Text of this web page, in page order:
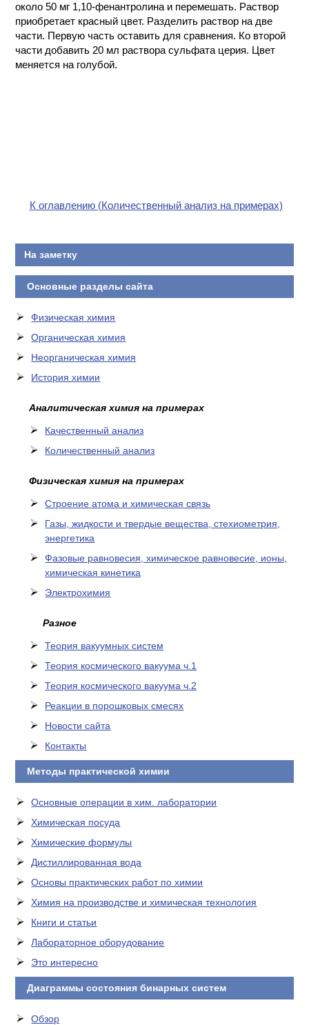
около 50 мг 1,10-фенантролина и перемешать. Раствор
приобретает красный цвет. Разделить раствор на две
части. Первую часть оставить для сравнения. Ко второй
части добавить 20 мл раствора сульфата церия. Цвет
меняется на голубой.
К оглавлению (Количественный анализ на примерах)
На заметку
Основные разделы сайта
Физическая химия
Органическая химия
Неорганическая химия
История химии
Аналитическая химия на примерах
Качественный анализ
Количественный анализ
Физическая химия на примерах
Cтроение атома и химическая связь
Газы, жидкости и твердые вещества, стехиометрия,
энергетика
Фазовые равновесия, химическое равновесие, ионы,
химическая кинетика
Электрохимия
Разное
Теория вакуумных систем
Теория космического вакуума ч.1
Теория космического вакуума ч.2
Реакции в порошковых смесях
Новости сайта
Контакты
Методы практической химии
Основные операции в хим. лаборатории
Химическая посуда
Химические формулы
Дистиллированная вода
Основы практических работ по химии
Химия на производстве и химическая технология
Книги и статьи
Лабораторное оборудование
Это интересно
Диаграммы состояния бинарных систем
Обзор